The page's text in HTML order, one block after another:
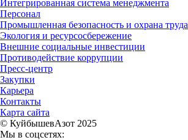
Интегрированная система менеджмента
Персонал
Промышленная безопасность и охрана труда
Экология и ресурсосбережение
Внешние социальные инвестиции
Противодействие коррупции
Пресс-центр
Закупки
Карьера
Контакты
Карта сайта
© КуйбышевАзот 2025
Мы в соцсетях: